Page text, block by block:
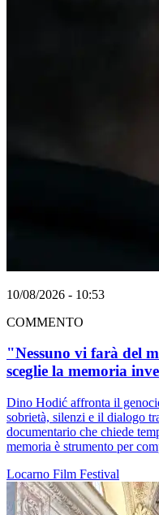
10/08/2026 - 10:53
COMMENTO
"Nessuno vi farà del
sceglie la memoria
Dino Hodić affronta il
sobrietà, silenzi e il dialogo
documentario che chiede
memoria è strumento per
Locarno Film Festival